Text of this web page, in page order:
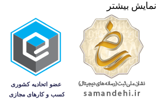
نمایش بیشتر